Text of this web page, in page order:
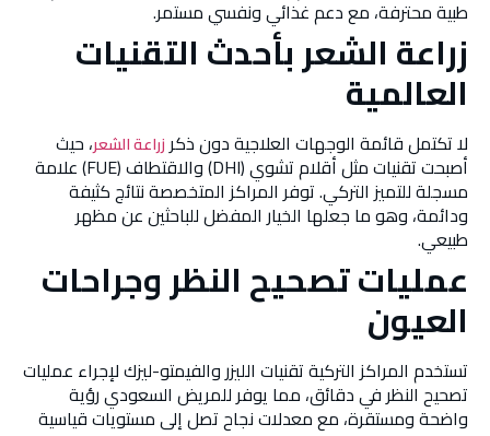
طبية محترفة، مع دعم غذائي ونفسي مستمر.
زراعة الشعر بأحدث التقنيات
العالمية
لا تكتمل قائمة الوجهات العلاجية دون ذكر زراعة الشعر، حيث
أصبحت تقنيات مثل أقلام تشوي (DHI) والاقتطاف (FUE) علامة
مسجلة للتميز التركي. توفر المراكز المتخصصة نتائج كثيفة
ودائمة، وهو ما جعلها الخيار المفضل للباحثين عن مظهر
طبيعي.
عمليات تصحيح النظر وجراحات
العيون
تستخدم المراكز التركية تقنيات الليزر والفيمتو-ليزك لإجراء عمليات
تصحيح النظر في دقائق، مما يوفر للمريض السعودي رؤية
واضحة ومستقرة، مع معدلات نجاح تصل إلى مستويات قياسية